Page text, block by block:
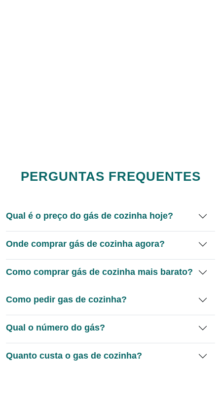
PERGUNTAS FREQUENTES
Qual é o preço do gás de cozinha hoje?
Onde comprar gás de cozinha agora?
Como comprar gás de cozinha mais barato?
Como pedir gas de cozinha?
Qual o número do gás?
Quanto custa o gas de cozinha?